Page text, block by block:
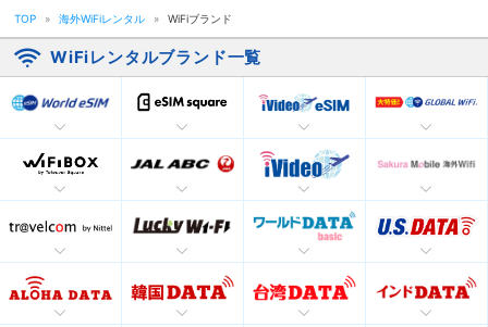
TOP » 海外WiFiレンタル » WiFiブランド
WiFiレンタルブランド一覧